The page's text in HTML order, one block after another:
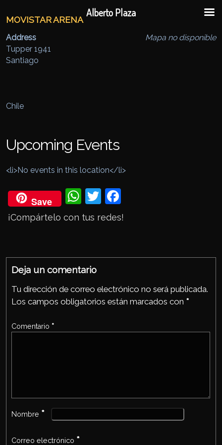
MOVISTAR ARENA
Mapa no disponible
Address
Tupper 1941
Santiago
Chile
Upcoming Events
<li>No events in this location</li>
Save
Wh
ats
Twi
tter
eb
¡Compártelo con tus redes!
Deja un comentario
Tu dirección de correo electrónico no será publicada.
Los campos obligatorios están marcados con *
Comentario *
Nombre *
Correo electrónico *
Alberto Plaza